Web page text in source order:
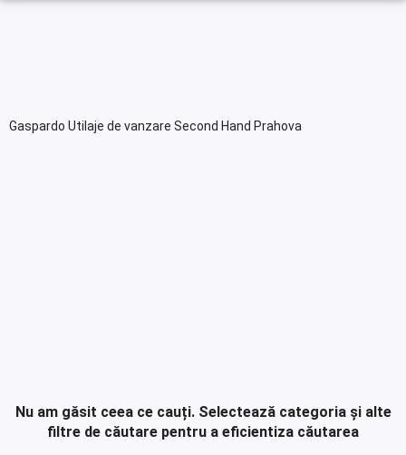
Gaspardo Utilaje de vanzare Second Hand Prahova
Nu am găsit ceea ce cauți. Selectează categoria și alte
filtre de căutare pentru a eficientiza căutarea